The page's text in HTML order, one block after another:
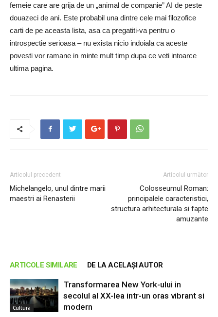
femeie care are grija de un „animal de companie” AI de peste
douazeci de ani. Este probabil una dintre cele mai filozofice
carti de pe aceasta lista, asa ca pregatiti-va pentru o
introspectie serioasa – nu exista nicio indoiala ca aceste
povesti vor ramane in minte mult timp dupa ce veti intoarce
ultima pagina.
Articolul precedent
Michelangelo, unul dintre marii
maestri ai Renasterii
Articolul următor
Colosseumul Roman:
principalele caracteristici,
structura arhitecturala si fapte
amuzante
ARTICOLE SIMILARE DE LA ACELAȘI AUTOR
Cultura
Transformarea New York-ului in
secolul al XX-lea intr-un oras vibrant si
modern